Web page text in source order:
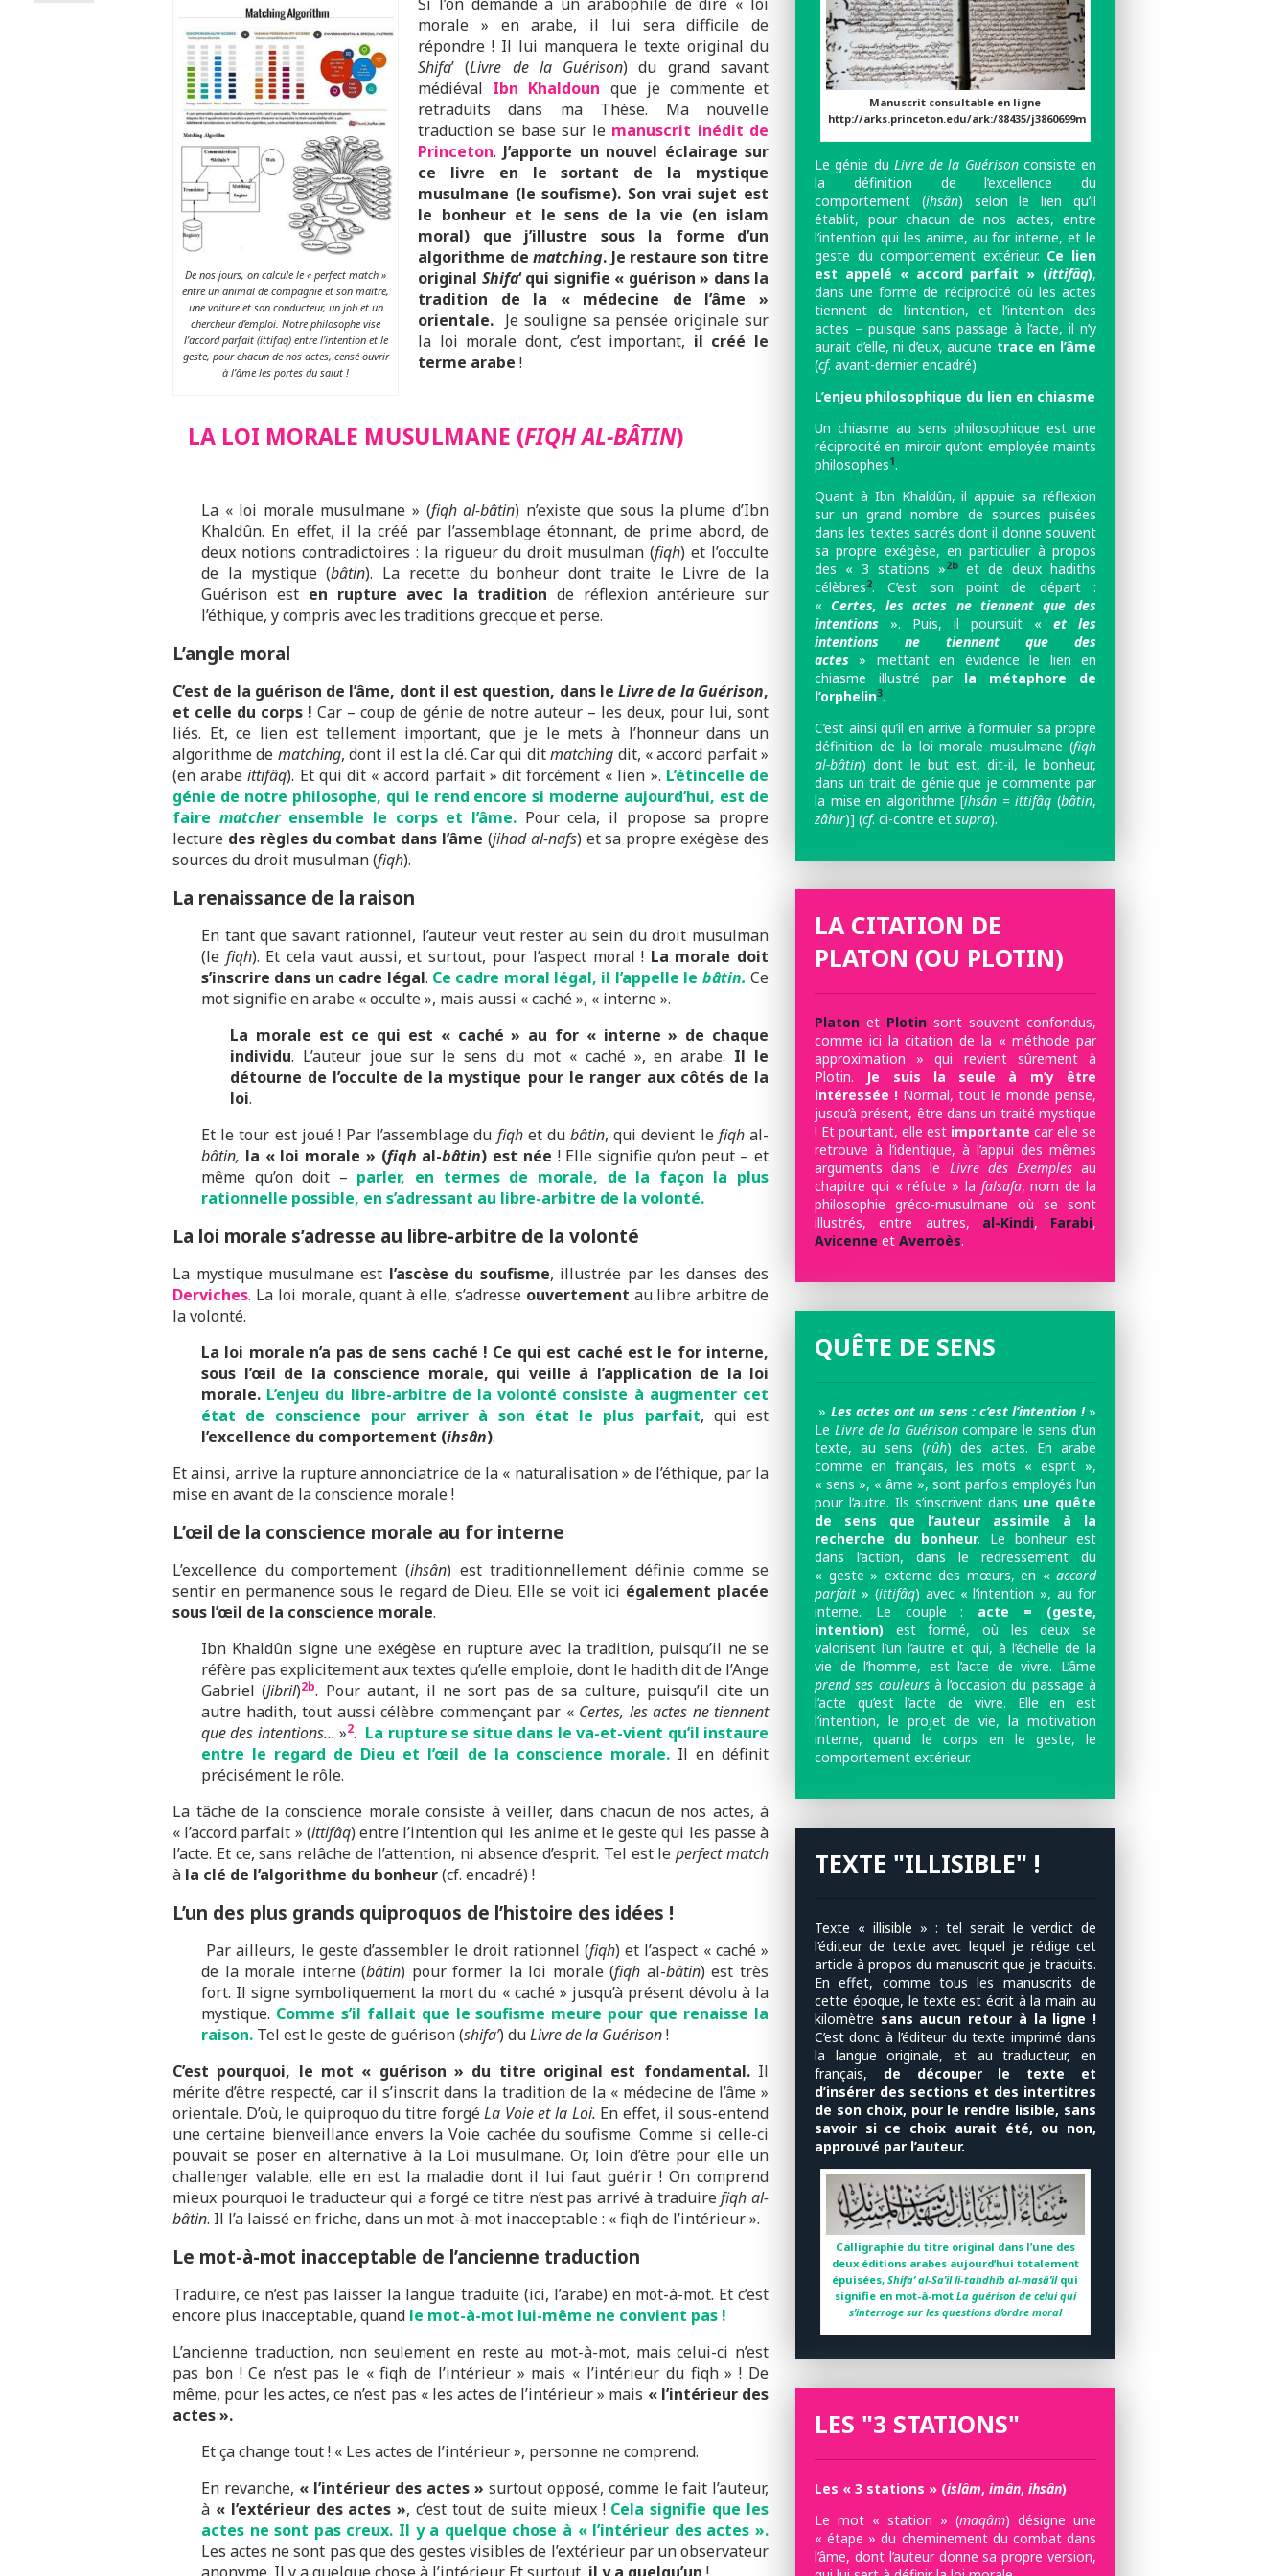
De nos jours, on calcule le « perfect match »
entre un animal de compagnie et son maître,
une voiture et son conducteur, un job et un
chercheur d’emploi. Notre philosophe vise
l’accord parfait (ittifaq) entre l’intention et le
geste, pour chacun de nos actes, censé ouvrir
à l’âme les portes du salut !
morale » en arabe, il lui sera difficile de
répondre ! Il lui manquera le texte original du
Shifa’ (Livre de la Guérison) du grand savant
médiéval Ibn Khaldoun que je commente et
retraduits dans ma Thèse. Ma nouvelle
traduction se base sur le manuscrit inédit de
Princeton. J’apporte un nouvel éclairage sur
ce livre en le sortant de la mystique
musulmane (le soufisme). Son vrai sujet est
le bonheur et le sens de la vie (en islam
moral) que j’illustre sous la forme d’un
algorithme de matching. Je restaure son titre
original Shifa‘ qui signifie « guérison » dans la
tradition de la « médecine de l’âme »
orientale. Je souligne sa pensée originale sur
la loi morale dont, c’est important, il créé le
terme arabe !
LA LOI MORALE MUSULMANE (FIQH AL-BÂTIN)
La « loi morale musulmane » (fiqh al-bâtin) n’existe que sous la plume d’Ibn
Khaldûn. En effet, il la créé par l’assemblage étonnant, de prime abord, de
deux notions contradictoires : la rigueur du droit musulman (fiqh) et l’occulte
de la mystique (bâtin). La recette du bonheur dont traite le Livre de la
Guérison est en rupture avec la tradition de réflexion antérieure sur
l’éthique, y compris avec les traditions grecque et perse.
L’angle moral
C’est de la guérison de l’âme, dont il est question, dans leLivre de la Guérison,
et celle du corps ! Car – coup de génie de notre auteur – les deux, pour lui, sont
liés. Et, ce lien est tellement important, que je le mets à l’honneur dans un
algorithme de matching, dont il est la clé. Car qui ditmatching dit, « accord parfait »
(en arabeittifâq). Et qui dit « accord parfait » dit forcément « lien ». L’étincelle de
génie de notre philosophe, qui le rend encore si moderne aujourd’hui, est de
faire matcherensemble le corps et l’âme. Pour cela, il propose sa propre
lecture des règles du combat dans l’âme (jihad al-nafs) et sa propre exégèse des
sources du droit musulman (fiqh).
La renaissance de la raison
En tant que savant rationnel, l’auteur veut rester au sein du droit musulman
(le fiqh). Et cela vaut aussi, et surtout, pour l’aspect moral ! La morale doit
s’inscrire dans un cadre légal. Ce cadre moral légal, il l’appelle le bâtin. Ce
mot signifie en arabe « occulte », mais aussi « caché », « interne ».
La morale est ce qui est « caché » au for « interne » de chaque
individu. L’auteur joue sur le sens du mot « caché », en arabe. Il le
détourne de l’occulte de la mystique pour le ranger aux côtés de la
loi.
Et le tour est joué ! Par l’assemblage du fiqhet dubâtin, qui devient le fiqhal-
bâtin, la « loi morale » (fiqh al-bâtin) est née ! Elle signifie qu’on peut – et
même qu’on doit – parler, en termes de morale, de la façon la plus
rationnelle possible, en s’adressant au libre-arbitre de la volonté.
La loi morale s’adresse au libre-arbitre de la volonté
La mystique musulmane est l’ascèse du soufisme, illustrée par les danses des
Derviches. La loi morale, quant à elle, s’adresse ouvertement au libre arbitre de
la volonté.
La loi morale n’a pas de sens caché ! Ce qui est caché est le for interne,
sous l’œil de la conscience morale, qui veille à l’application de la loi
morale. L’enjeu du libre-arbitre de la volonté consiste à augmenter cet
état de conscience pour arriver à son état le plus parfait, qui est
l’excellence du comportement (ihsân).
Et ainsi, arrive la rupture annonciatrice de la « naturalisation » de l’éthique, par la
mise en avant de la conscience morale !
L’œil de la conscience morale au for interne
L’excellence du comportement (ihsân) est traditionnellement définie comme se
sentir en permanence sous le regard de Dieu. Elle se voit ici également placée
sous l’œil de la conscience morale.
Ibn Khaldûn signe une exégèse en rupture avec la tradition, puisqu’il ne se
réfère pas explicitement aux textes qu’elle emploie, dont le hadith dit de l’Ange
Gabriel (Jibril)2b. Pour autant, il ne sort pas de sa culture, puisqu’il cite un
autre hadith, tout aussi célèbre commençant par « Certes, les actes ne tiennent
que des intentions… »2. La rupture se situe dans le va-et-vient qu’il instaure
entre le regard de Dieu et l’œil de la conscience morale. Il en définit
précisément le rôle.
La tâche de la conscience morale consiste à veiller, dans chacun de nos actes, à
« l’accord parfait » (ittifâq) entre l’intention qui les anime et le geste qui les passe à
l’acte. Et ce, sans relâche de l’attention, ni absence d’esprit. Tel est leperfect match
à la clé de l’algorithme du bonheur(cf. encadré) !
L’un des plus grands quiproquos de l’histoire des idées !
Par ailleurs, le geste d’assembler le droit rationnel (fiqh) et l’aspect « caché »
de la morale interne (bâtin) pour former la loi morale (fiqh al-bâtin) est très
fort. Il signe symboliquement la mort du « caché » jusqu’à présent dévolu à la
mystique. Comme s’il fallait que le soufisme meure pour que renaisse la
raison. Tel est le geste de guérison (shifa’) duLivre de la Guérison!
C’est pourquoi, le mot « guérison » du titre original est fondamental.Il
mérite d’être respecté, car il s’inscrit dans la tradition de la « médecine de l’âme »
orientale. D’où, le quiproquo du titre forgéLa Voie et la Loi. En effet, il sous-entend
une certaine bienveillance envers la Voie cachée du soufisme. Comme si celle-ci
pouvait se poser en alternative à la Loi musulmane. Or, loin d’être pour elle un
challenger valable, elle en est la maladie dont il lui faut guérir ! On comprend
mieux pourquoi le traducteur qui a forgé ce titre n’est pas arrivé à traduirefiqh al-
bâtin. Il l’a laissé en friche, dans un mot-à-mot inacceptable : « fiqh de l’intérieur ».
Le mot-à-mot inacceptable de l’ancienne traduction
Traduire, ce n’est pas laisser la langue traduite (ici, l’arabe) en mot-à-mot. Et c’est
encore plus inacceptable, quand le mot-à-mot lui-même ne convient pas !
L’ancienne traduction, non seulement en reste au mot-à-mot, mais celui-ci n’est
pas bon ! Ce n’est pas le « fiqh de l’intérieur » mais « l’intérieur du fiqh » ! De
même, pour les actes, ce n’est pas « les actes de l’intérieur » mais « l’intérieur des
actes ».
Et ça change tout ! « Les actes de l’intérieur », personne ne comprend.
En revanche, « l’intérieur des actes » surtout opposé, comme le fait l’auteur,
à « l’extérieur des actes », c’est tout de suite mieux ! Cela signifie que les
actes ne sont pas creux. Il y a quelque chose à « l’intérieur des actes ».
Les actes ne sont pas que des gestes visibles de l’extérieur par un observateur
Manuscrit consultable en ligne
http://arks.princeton.edu/ark:/88435/j3860699m
Le génie du Livre de la Guérisonconsiste en
la définition de l’excellence du
comportement (ihsân) selon le lien qu’il
établit, pour chacun de nos actes, entre
l’intention qui les anime, au for interne, et le
geste du comportement extérieur. Ce lien
est appelé « accord parfait » (ittifâq),
dans une forme de réciprocité où les actes
tiennent de l’intention, et l’intention des
actes – puisque sans passage à l’acte, il n’y
aurait d’elle, ni d’eux, aucune trace en l’âme
(cf. avant-dernier encadré).
L’enjeu philosophique du lien en chiasme
Un chiasme au sens philosophique est une
réciprocité en miroir qu’ont employée maints
philosophes1.
Quant à Ibn Khaldûn, il appuie sa réflexion
sur un grand nombre de sources puisées
dans les textes sacrés dont il donne souvent
sa propre exégèse, en particulier à propos
des « 3 stations »2bet de deux hadiths
célèbres2. C’est son point de départ :
«Certes, les actes ne tiennent que des
intentions ». Puis, il poursuit « et les
intentions ne tiennent que des
actes » mettant en évidence le lien en
chiasme illustré par la métaphore de
l’orphelin3.
C’est ainsi qu’il en arrive à formuler sa propre
définition de la loi morale musulmane (fiqh
al-bâtin) dont le but est, dit-il, le bonheur,
dans un trait de génie que je commente par
la mise en algorithme [ihsân=ittifâq (bâtin,
zâhir)] (cf. ci-contre et supra).
LA CITATION DE
PLATON (OU PLOTIN)
Platon et Plotin sont souvent confondus,
comme ici la citation de la « méthode par
approximation » qui revient sûrement à
Plotin. Je suis la seule à m’y être
intéressée ! Normal, tout le monde pense,
jusqu’à présent, être dans un traité mystique
! Et pourtant, elle est importante car elle se
retrouve à l’identique, à l’appui des mêmes
arguments dans le Livre des Exemplesau
chapitre qui « réfute » la falsafa, nom de la
philosophie gréco-musulmane où se sont
illustrés, entre autres, al-Kindi, Farabi,
Avicenne et Averroès.
QUÊTE DE SENS
» Les actes ont un sens : c’est l’intention !»
Le Livre de la Guérisoncompare le sens d’un
texte, au sens (rûh) des actes. En arabe
comme en français, les mots « esprit »,
« sens », « âme », sont parfois employés l’un
pour l’autre. Ils s’inscrivent dans une quête
de sens que l’auteur assimile à la
recherche du bonheur. Le bonheur est
dans l’action, dans le redressement du
« geste » externe des mœurs, en « accord
parfait » (ittifâq) avec « l’intention », au for
interne. Le couple : acte = (geste,
intention) est formé, où les deux se
valorisent l’un l’autre et qui, à l’échelle de la
vie de l’homme, est l’acte de vivre. L’âme
prend ses couleursà l’occasion du passage à
l’acte qu’est l’acte de vivre. Elle en est
l’intention, le projet de vie, la motivation
interne, quand le corps en le geste, le
comportement extérieur.
TEXTE "ILLISIBLE" !
Texte « illisible » : tel serait le verdict de
l’éditeur de texte avec lequel je rédige cet
article à propos du manuscrit que je traduits.
En effet, comme tous les manuscrits de
cette époque, le texte est écrit à la main au
kilomètre sans aucun retour à la ligne !
C’est donc à l’éditeur du texte imprimé dans
la langue originale, et au traducteur, en
français, de découper le texte et
d’insérer des sections et des intertitres
de son choix, pour le rendre lisible, sans
savoir si ce choix aurait été, ou non,
approuvé par l’auteur.
Calligraphie du titre original dans l’une des
deux éditions arabes aujourd’hui totalement
épuisées,Shifa’ al-Sa’il li-tahdhib al-masâ’il qui
signifie en mot-à-mot La guérison de celui qui
s’interroge sur les questions d’ordre moral
LES "3 STATIONS"
Les « 3 stations » (islâm, imân, ihsân)
Le mot « station » (maqâm) désigne une
« étape » du cheminement du combat dans
l’âme, dont l’auteur donne sa propre version,